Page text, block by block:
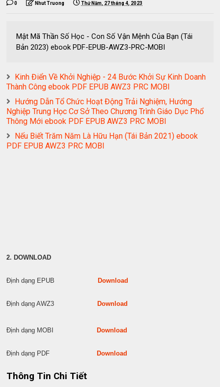
0 Nhut Truong Thứ Năm, 27 tháng 4, 2023
Mật Mã Thần Số Học - Con Số Vận Mệnh Của Bạn (Tái
Bản 2023) ebook PDF-EPUB-AWZ3-PRC-MOBI
Kinh Điển Về Khởi Nghiệp - 24 Bước Khởi Sự Kinh Doanh
Thành Công ebook PDF EPUB AWZ3 PRC MOBI
Hướng Dẫn Tổ Chức Hoạt Động Trải Nghiệm, Hướng
Nghiệp Trung Học Cơ Sở Theo Chương Trình Giáo Dục Phổ
Thông Mới ebook PDF EPUB AWZ3 PRC MOBI
Nếu Biết Trăm Năm Là Hữu Hạn (Tái Bản 2021) ebook
PDF EPUB AWZ3 PRC MOBI
2. DOWNLOAD
Định dạng EPUB Download
Định dạng AWZ3 Download
Định dạng MOBI Download
Định dạng PDF Download
Thông Tin Chi Tiết